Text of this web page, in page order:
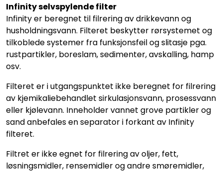
Infinity selvspylende filter
Infinity er beregnet til filrering av drikkevann og
husholdningsvann. Filteret beskytter rørsystemet og
tilkoblede systemer fra funksjonsfeil og slitasje pga.
rustpartikler, boreslam, sedimenter, avskalling, hamp
osv.
Filteret er i utgangspunktet ikke beregnet for filrering
av kjemikaliebehandlet sirkulasjonsvann, prosessvann
eller kjølevann. Inneholder vannet grove partikler og
sand anbefales en separator i forkant av Infinity
filteret.
Filtret er ikke egnet for filrering av oljer, fett,
løsningsmidler, rensemidler og andre smøremidler,